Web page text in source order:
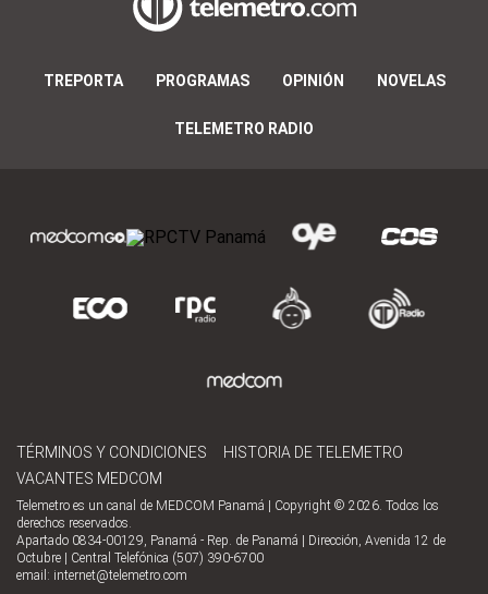
TREPORTA PROGRAMAS OPINIÓN NOVELAS
TELEMETRO RADIO
TÉRMINOS Y CONDICIONES
HISTORIA DE TELEMETRO
VACANTES MEDCOM
Telemetro es un canal de MEDCOM Panamá | Copyright © 2026. Todos los
derechos reservados.
Apartado 0834-00129, Panamá - Rep. de Panamá | Dirección, Avenida 12 de
Octubre | Central Telefónica (507) 390-6700
email: internet@telemetro.com